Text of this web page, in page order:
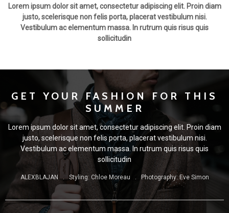
Lorem ipsum dolor sit amet, consectetur adipiscing elit. Proin diam
justo, scelerisque non felis porta, placerat vestibulum nisi.
Vestibulum ac elementum massa. In rutrum quis risus quis
sollicitudin
GET YOUR FASHION FOR THIS
SUMMER
Lorem ipsum dolor sit amet, consectetur adipiscing elit. Proin diam
justo, scelerisque non felis porta, placerat vestibulum nisi.
Vestibulum ac elementum massa. In rutrum quis risus quis
sollicitudin
ALEXBLAJAN . Styling: Chloe Moreau . Photography: Eve Simon